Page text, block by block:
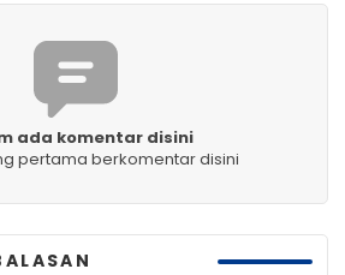
ada komentar disini
pertama berkomentar disini